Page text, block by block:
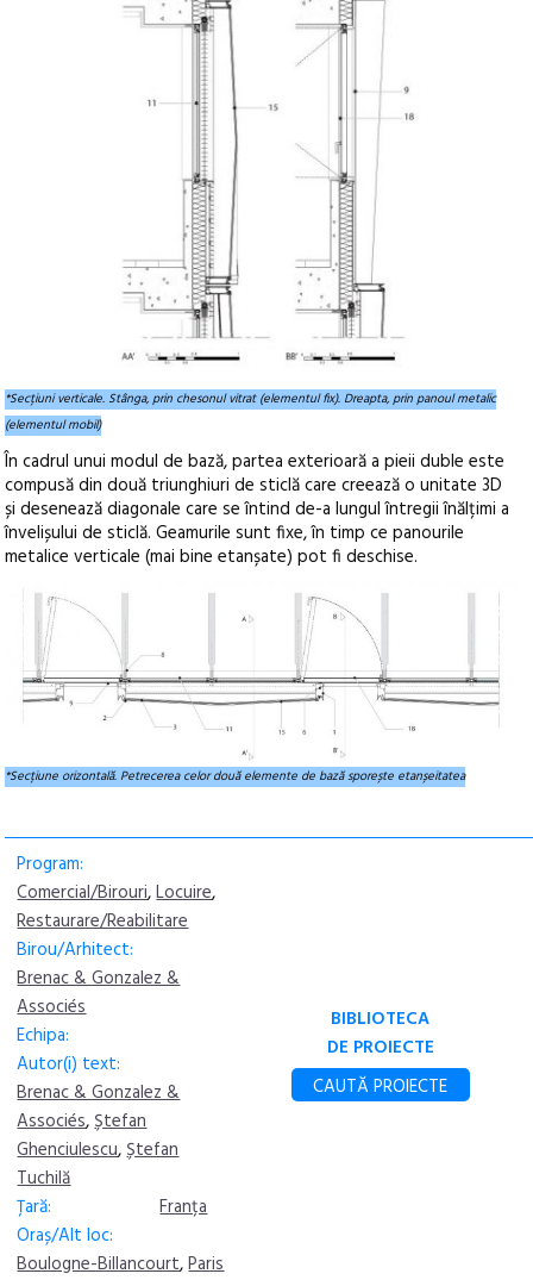
*Secțiuni verticale. Stânga, prin chesonul vitrat (elementul fix). Dreapta, prin panoul metalic
(elementul mobil)
În cadrul unui modul de bază, partea exterioară a pieii duble este
compusă din două triunghiuri de sticlă care creează o unitate 3D
și desenează diagonale care se întind de-a lungul întregii înălțimi a
învelișului de sticlă. Geamurile sunt fixe, în timp ce panourile
metalice verticale (mai bine etanșate) pot fi deschise.
*Secțiune orizontală. Petrecerea celor două elemente de bază sporește etanșeitatea
Program:
Comercial/Birouri,Locuire,
Restaurare/Reabilitare
Birou/Arhitect:
Brenac & Gonzalez &
Associés
Echipa:
Autor(i) text:
Brenac & Gonzalez &
Associés,Ștefan
Ghenciulescu,Ștefan
Tuchilă
Țară:
Franța
Oraș/Alt loc:
Boulogne-Billancourt,Paris
BIBLIOTECA
DE PROIECTE
CAUTĂ PROIECTE